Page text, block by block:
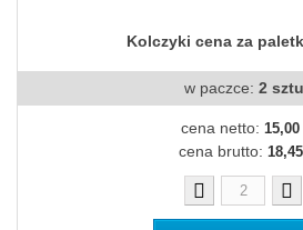
Kolczyki cena za
w paczce: 2
cena netto: 15,00
cena brutto: